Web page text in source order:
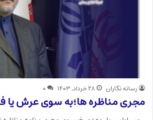
رسانه نگاران ۲۸ خرداد, ۱۴۰۳ ۰
مجری مناظره ها؛به سوی عرش یا